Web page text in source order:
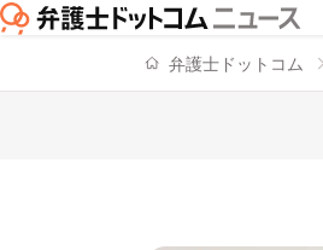
弁護士ドットコム